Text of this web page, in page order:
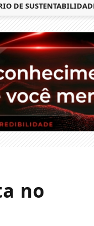
SUSTENTABILIDADE
no